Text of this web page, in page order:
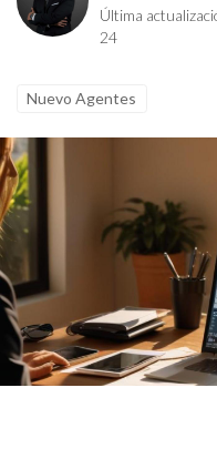
Última
24
Nuevo Agentes